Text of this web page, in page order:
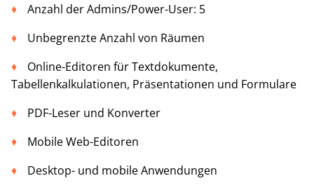
Anzahl der Admins/Power-User: 5
Unbegrenzte Anzahl von Räumen
Online-Editoren für Textdokumente,
Tabellenkalkulationen, Präsentationen und Formulare
PDF-Leser und Konverter
Mobile Web-Editoren
Desktop- und mobile Anwendungen